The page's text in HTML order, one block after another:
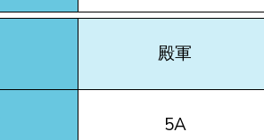
殿軍
5A